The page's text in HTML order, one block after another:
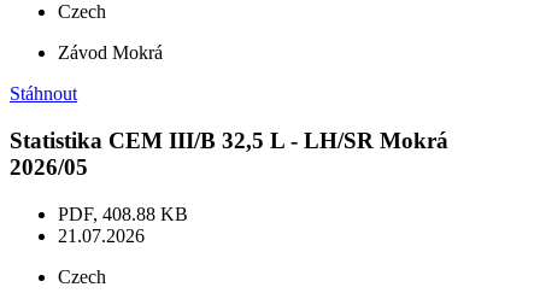
Czech
Závod Mokrá
Stáhnout
Statistika CEM III/B 32,5 L - LH/SR Mokrá
2026/05
PDF, 408.88 KB
21.07.2026
Czech